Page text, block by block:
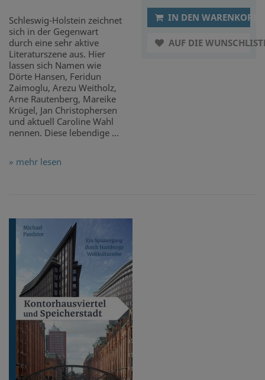
Schleswig-Holstein zeichnet
sich in der Gegenwart
durch eine sehr aktive
Literaturszene aus. Hier
lassen sich Namen wie
Dörte Hansen, Feridun
Zaimoglu, Arezu Weitholz,
Arne Rautenberg, Mareike
Krügel, Jan Christophersen
und aktuell Caroline Wahl
nennen. Diese lebendige ...
» mehr lesen
IN DEN WARENKORB
AUF DIE